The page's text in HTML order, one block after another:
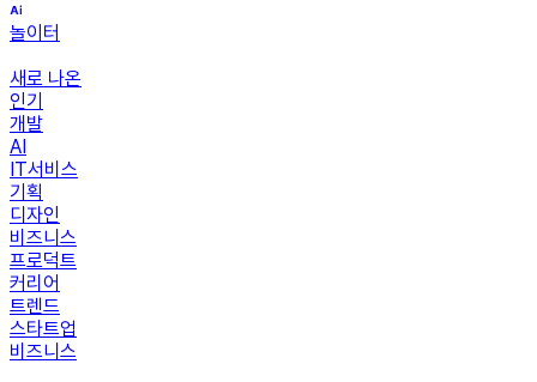
놀이터
새로 나온
인기
개발
AI
IT서비스
기획
디자인
비즈니스
프로덕트
커리어
트렌드
스타트업
비즈니스